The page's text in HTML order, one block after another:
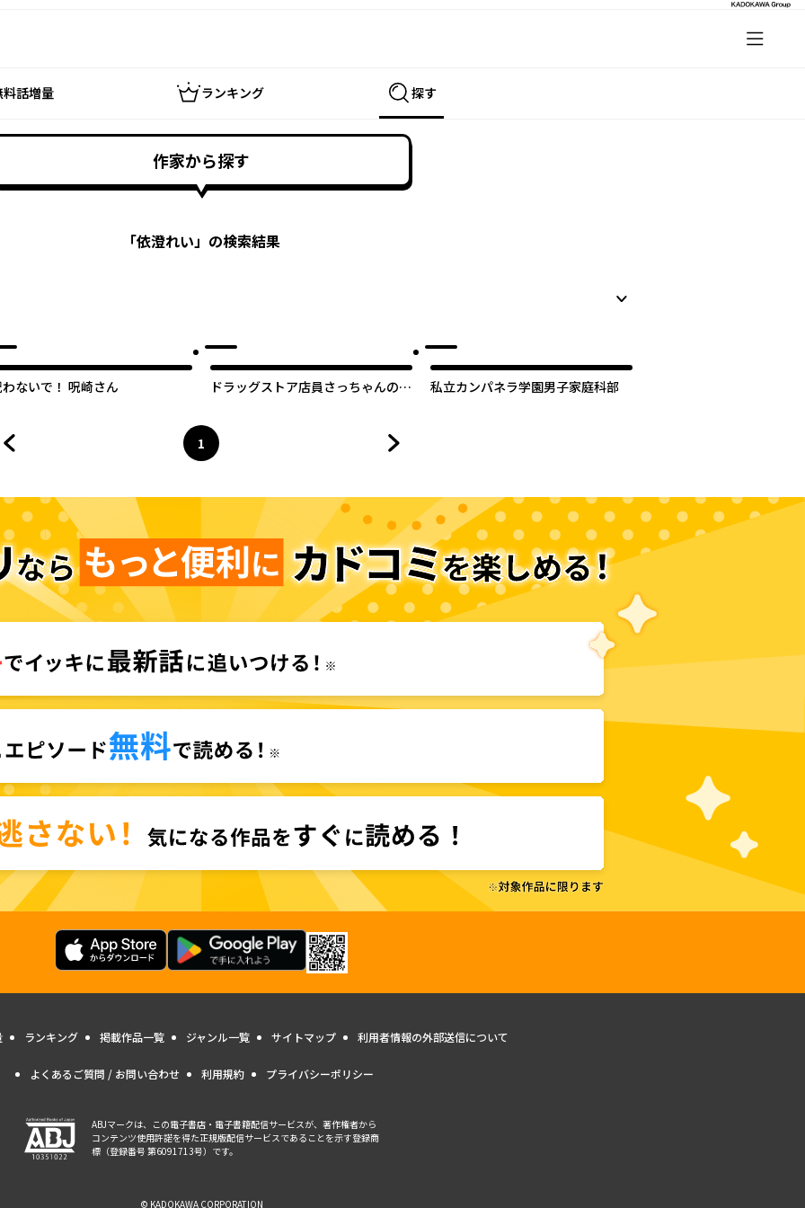
料話増量 ランキング 探す
作家から探す
「依澄れい」の検索結果
ないで！ 呪崎さん
ドラッグストア店員さっちゃんの日
私立カンパネラ学園男子家庭科部
ページ
1
へ
ランキング 掲載作品一覧 ジャンル一覧 サイトマップ 利用者情報の外部送信について
よくあるご質問 / お問い合わせ 利用規約 プライバシーポリシー
ABJマークは、この電子書店・電子書籍配信サービスが、著作権者から
コンテンツ使用許諾を得た正規版配信サービスであることを示す登録商
標（登録番号 第6091713号）です。
© KADOKAWA CORPORATION